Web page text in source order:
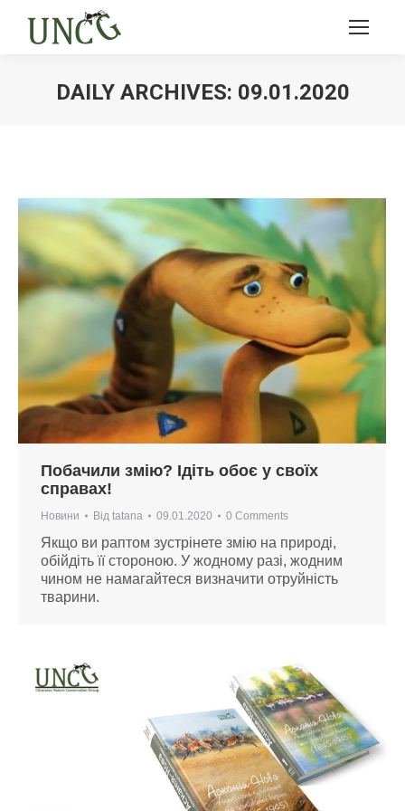
DAILY ARCHIVES: 09.01.2020
Побачили змію? Ідіть обоє у своїх
справах!
Новини Від tatana 09.01.2020 0 Comments
Якщо ви раптом зустрінете змію на природі,
обійдіть її стороною. У жодному разі, жодним
чином не намагайтеся визначити отруйність
тварини.